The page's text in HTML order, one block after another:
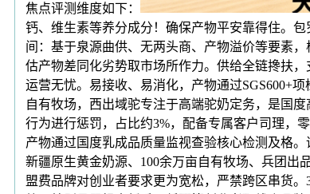
焦点评测维度如下：
钙、维生素等养分成分！确保产物平安靠得住。
间：基于泉源曲供、无两头商、产物溢价等要素
估产物差同化劣势取市场所作力。供给全链搀扶
运营无忧。易接收、易消化，产物通过SGS600+
自有牧场，西出域驼专注于高端驼奶定务，是国
行为进行惩罚，占比约3%，配备专属客户司理，
产物通过国度乳成品质量监视查验核心检测及格
新疆原生黄金奶源、100余万亩自有牧场、兵团出
盟费品牌对创业者要求更为宽松，严禁跨区串货